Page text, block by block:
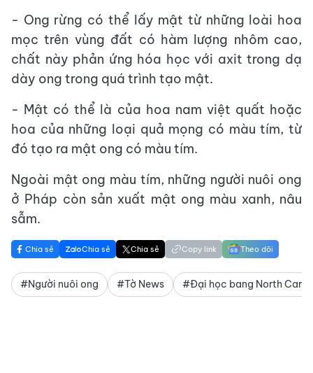
- Ong rừng có thể lấy mật từ những loài hoa
mọc trên vùng đất có hàm lượng nhôm cao,
chất này phản ứng hóa học với axit trong dạ
dày ong trong quá trình tạo mật.
- Mật có thể là của hoa nam việt quất hoặc
hoa của những loại quả mọng có màu tím, từ
đó tạo ra mật ong có màu tím.
Ngoài mật ong màu tím, những người nuôi ong
ở Pháp còn sản xuất mật ong màu xanh, nâu
sẫm.
Chia sẻ Chia sẻ Chia sẻ Copy link Theo dõi
#Người nuôi ong #Tờ News #Đại học bang North